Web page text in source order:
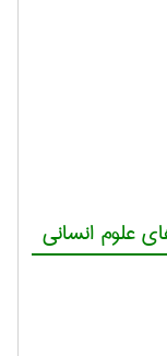
علوم انسانی